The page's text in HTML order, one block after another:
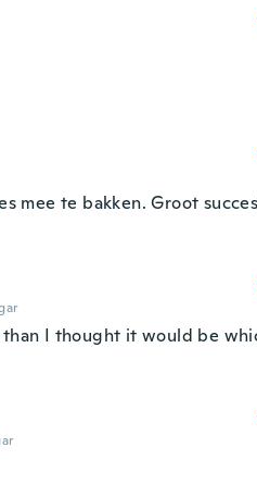
mee te bakken. Groot
I thought it would be